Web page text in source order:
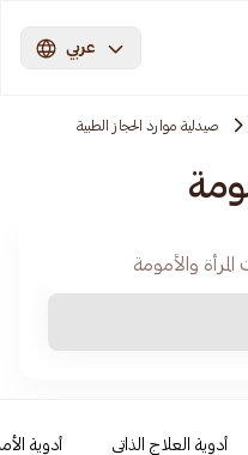
عربي
صيدلية موارد الحجاز الطبية
أدوية العلاج الذاتي أدوية